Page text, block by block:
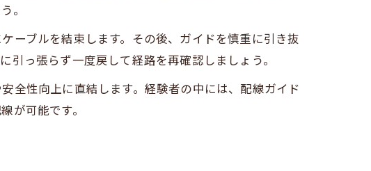
。
ーブルを結束します。その後、ガイドを慎重に引き抜
っ張らず一度戻して経路を再確認しましょう。
全性向上に直結します。経験者の中には、配線ガイド
が可能です。